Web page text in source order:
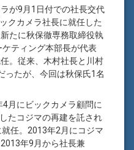
が9月1日付での社長交代
クカメラ社長に就任した
たに秋保徹専務取締役執
ティング本部長が代表
。従来、木村社長と川村
ったが、今回は秋保氏1名
月にビックカメラ顧問に
たコジマの再建を託され
就任。2013年2月にコジマ
年9月から社長兼